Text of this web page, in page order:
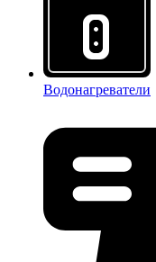
Водонагреватели